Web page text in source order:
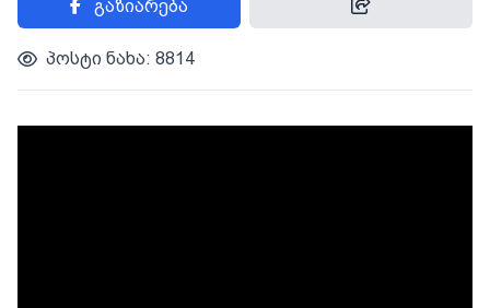
გაზიარება
პოსტი ნახა: 8814